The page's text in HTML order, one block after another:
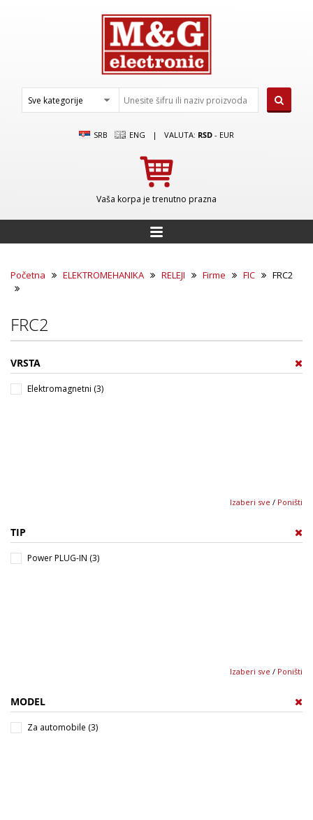
SRB ENG | VALUTA: RSD - EUR
Vaša korpa je trenutno prazna
Početna ELEKTROMEHANIKA RELEJI Firme FIC FRC2
FRC2
VRSTA
Elektromagnetni (3)
Izaberi sve / Poništi
TIP
Power PLUG-IN (3)
Izaberi sve / Poništi
MODEL
Za automobile (3)